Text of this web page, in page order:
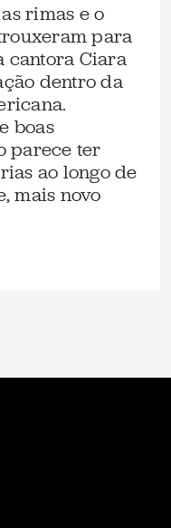
rimas e o
para
cantora Ciara
dentro da
boas
parece ter
ao longo de
mais novo